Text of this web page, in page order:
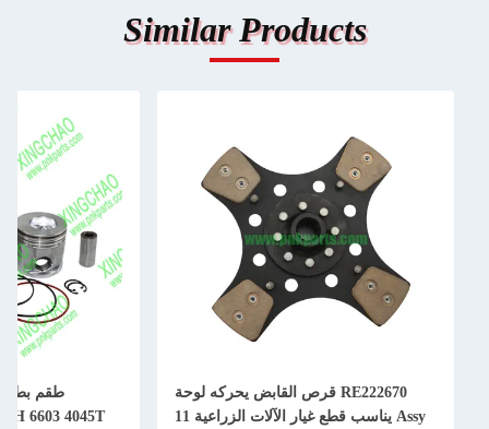
Similar Products
RE222670 قرص القابض يحركه لوحة
Assy يناسب قطع غيار الآلات الزراعية 11
6603 4045T